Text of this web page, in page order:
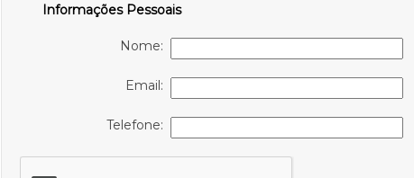
Informações Pessoais
Nome:
Email:
Telefone: